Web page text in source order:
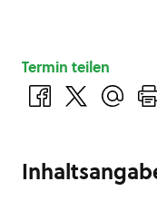
Termin teilen